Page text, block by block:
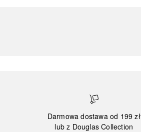
Darmowa dostawa od 199 zł
lub z Douglas Collection